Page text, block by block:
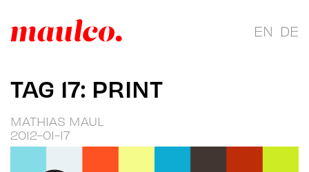
EN DE
TAG 17: PRINT
MATHIAS MAUL
2012-01-17